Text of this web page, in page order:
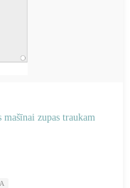
zupas traukam